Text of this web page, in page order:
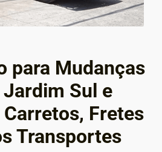
para Mudanças
Sul e
Fretes
Transportes